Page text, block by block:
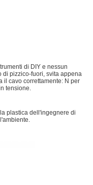
di DIY e nessun
pizzico-fuori, svita appena
il cavo correttamente: N per
tensione.
plastica dell'ingegnere di